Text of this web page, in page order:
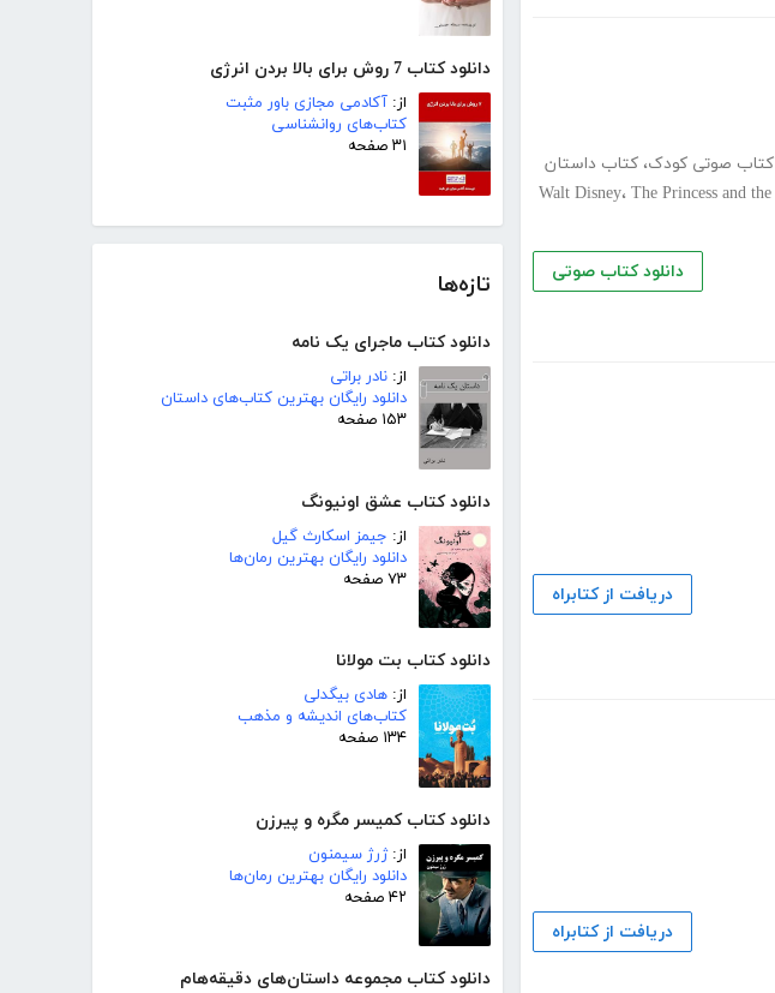
دانلود کتاب 7 روش برای بالا بردن انرژی
از: آکادمی مجازی باور مثبت
کتاب‌های روانشناسی
۳۱ صفحه
تازه‌ها
دانلود کتاب ماجرای یک نامه
از: نادر براتی
دانلود رایگان بهترین کتاب‌های داستان
۱۵۳ صفحه
دانلود کتاب عشق اونیونگ
از: جیمز اسکارث گیل
دانلود رایگان بهترین رمان‌ها
۷۳ صفحه
دانلود کتاب بت مولانا
از: هادی بیگدلی
کتاب‌های اندیشه و مذهب
۱۳۴ صفحه
دانلود کتاب کمیسر مگره و پیرزن
از:ژرژ سیمنون
دانلود رایگان بهترین رمان‌ها
۴۲ صفحه
دانلود کتاب مجموعه داستان‌های دقیقه‌هام
کتاب صوتی کودک، کتاب داستان
Walt Disney، The Princess and the
دانلود کتاب صوتی
دریافت از کتابراه
دریافت از کتابراه